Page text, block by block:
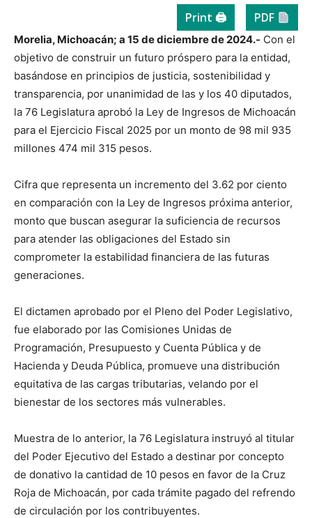
Print 🖨 PDF
Morelia, Michoacán; a 15 de diciembre de 2024.- Con el
objetivo de construir un futuro próspero para la entidad,
basándose en principios de justicia, sostenibilidad y
transparencia, por unanimidad de las y los 40 diputados,
la 76 Legislatura aprobó la Ley de Ingresos de Michoacán
para el Ejercicio Fiscal 2025 por un monto de 98 mil 935
millones 474 mil 315 pesos.
Cifra que representa un incremento del 3.62 por ciento
en comparación con la Ley de Ingresos próxima anterior,
monto que buscan asegurar la suficiencia de recursos
para atender las obligaciones del Estado sin
comprometer la estabilidad financiera de las futuras
generaciones.
El dictamen aprobado por el Pleno del Poder Legislativo,
fue elaborado por las Comisiones Unidas de
Programación, Presupuesto y Cuenta Pública y de
Hacienda y Deuda Pública, promueve una distribución
equitativa de las cargas tributarias, velando por el
bienestar de los sectores más vulnerables.
Muestra de lo anterior, la 76 Legislatura instruyó al titular
del Poder Ejecutivo del Estado a destinar por concepto
de donativo la cantidad de 10 pesos en favor de la Cruz
Roja de Michoacán, por cada trámite pagado del refrendo
de circulación por los contribuyentes.